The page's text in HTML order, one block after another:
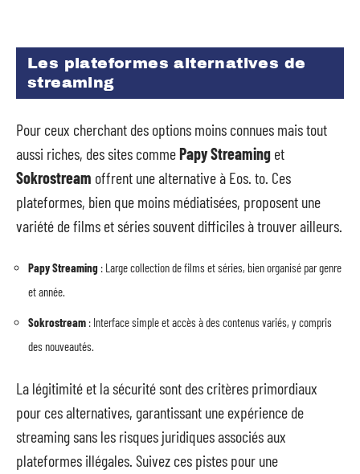
Les plateformes alternatives de
streaming
Pour ceux cherchant des options moins connues mais tout
aussi riches, des sites commePapy Streaming et
Sokrostream offrent une alternative à Eos. to. Ces
plateformes, bien que moins médiatisées, proposent une
variété de films et séries souvent difficiles à trouver ailleurs.
Papy Streaming : Large collection de films et séries, bien organisé par genre
et année.
Sokrostream : Interface simple et accès à des contenus variés, y compris
des nouveautés.
La légitimité et la sécurité sont des critères primordiaux
pour ces alternatives, garantissant une expérience de
streaming sans les risques juridiques associés aux
plateformes illégales. Suivez ces pistes pour une